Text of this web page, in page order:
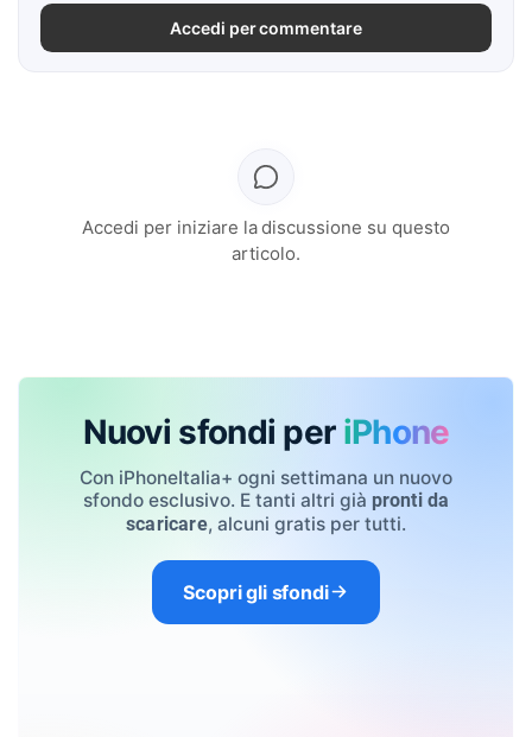
Accedi per commentare
Accedi per iniziare la discussione su questo
articolo.
Nuovi sfondi per iPhone
Con iPhoneItalia+ ogni settimana un nuovo
sfondo esclusivo. E tanti altri già pronti da
scaricare, alcuni gratis per tutti.
Scopri gli sfondi